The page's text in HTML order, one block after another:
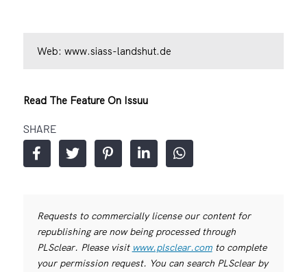
Web: www.siass-landshut.de
Read The Feature On Issuu
SHARE
Requests to commercially license our content for
republishing are now being processed through
PLSclear. Please visit www.plsclear.comto complete
your permission request. You can search PLSclear by